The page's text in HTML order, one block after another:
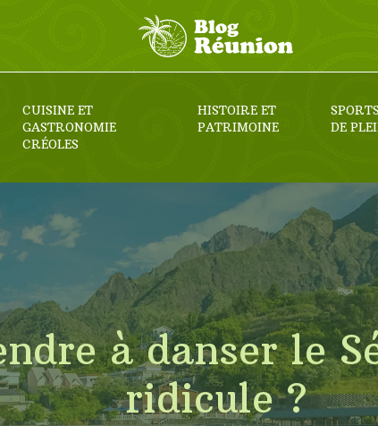
CUISINE ET
GASTRONOMIE
CRÉOLES
HISTOIRE ET
PATRIMOINE
DE
à danser le
ridicule ?